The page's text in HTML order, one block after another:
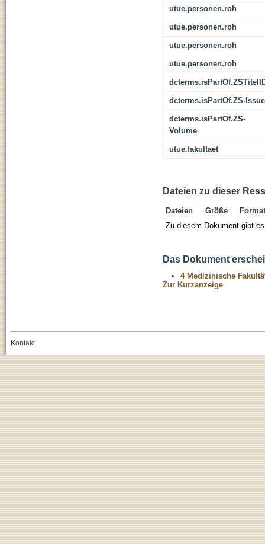
utue.personen.roh
utue.personen.roh
utue.personen.roh
utue.personen.roh
dcterms.isPartOf.ZS-Issue
dcterms.isPartOf.ZS-
Volume
utue.fakultaet
Dateien zu dieser
Dateien Größe
Format
Zu diesem Dokument gibt
Das Dokument
4 Medizinische
Zur Kurzanzeige
Kontakt